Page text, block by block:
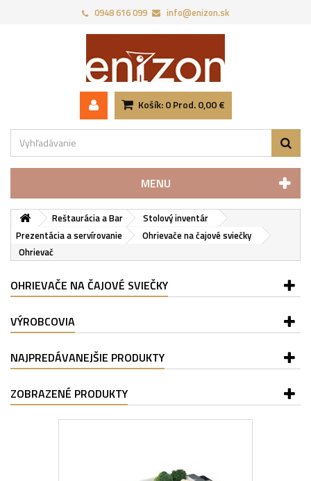
0948 616 099 info@enizon.sk
Košík: 0 Prod. 0,00 €
MENU
Reštaurácia a Bar
Stolový inventár
Prezentácia a servírovanie
Ohrievače na čajové sviečky
Ohrievač
OHRIEVAČE NA ČAJOVÉ SVIEČKY
VÝROBCOVIA
NAJPREDÁVANEJŠIE PRODUKTY
ZOBRAZENÉ PRODUKTY